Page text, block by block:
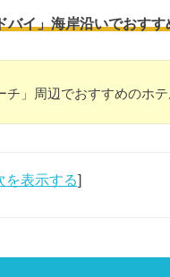
バイ」海岸沿いでおすす
チ」周辺でおすすめのホ
を表示する]